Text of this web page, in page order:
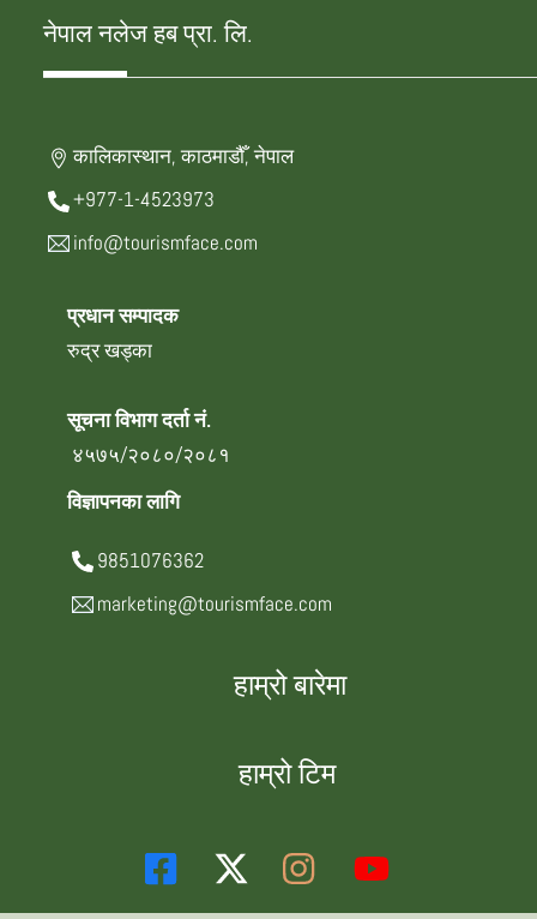
नेपाल नलेज हब प्रा. लि.
कालिकास्थान, काठमाडौँ, नेपाल
+977-1-4523973
info@tourismface.com
प्रधान सम्पादक
रुद्र खड्का
सूचना विभाग दर्ता नं.
४५७५/२०८०/२०८१
विज्ञापनका लागि
9851076362
marketing@tourismface.com
हाम्रो बारेमा
हाम्रो टिम